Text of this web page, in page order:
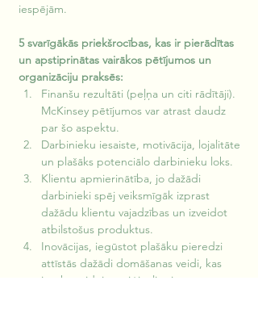
iespējām.
5 svarīgākās priekšrocības, kas ir pierādītas
un apstiprinātas vairākos pētījumos un
organizāciju praksēs:
Finanšu rezultāti (peļņa un citi rādītāji).
McKinsey pētījumos var atrast daudz
par šo aspektu.
Darbinieku iesaiste, motivācija, lojalitāte
un plašāks potenciālo darbinieku loks.
Klientu apmierinātība, jo dažādi
darbinieki spēj veiksmīgāk izprast
dažādu klientu vajadzības un izveidot
atbilstošus produktus.
Inovācijas, iegūstot plašāku pieredzi
attīstās dažādi domāšanas veidi, kas
ietekmē idejas oriģinalitāti.